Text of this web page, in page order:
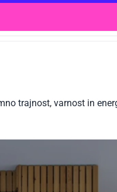
trajnost, varnost in